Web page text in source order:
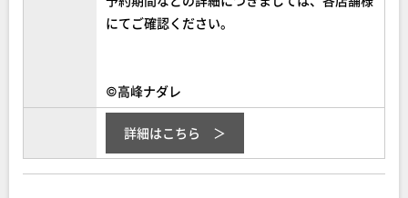
にてご確認ください。
©高峰ナダレ
詳細はこちら